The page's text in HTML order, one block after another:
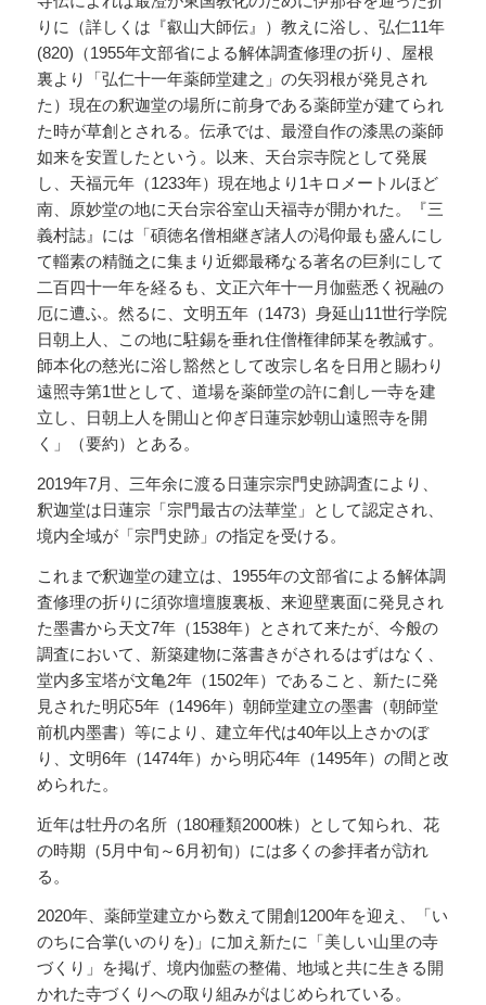
りに（詳しくは『叡山大師伝』）教えに浴し、弘仁11年
(820)（1955年文部省による解体調査修理の折り、屋根
裏より「弘仁十一年薬師堂建之」の矢羽根が発見され
た）現在の釈迦堂の場所に前身である薬師堂が建てられ
た時が草創とされる。伝承では、最澄自作の漆黒の薬師
如来を安置したという。以来、天台宗寺院として発展
し、天福元年（1233年）現在地より1キロメートルほど
南、原妙堂の地に天台宗谷室山天福寺が開かれた。『三
義村誌』には「碩徳名僧相継ぎ諸人の渇仰最も盛んにし
て輜素の精髄之に集まり近郷最稀なる著名の巨刹にして
二百四十一年を経るも、文正六年十一月伽藍悉く祝融の
厄に遭ふ。然るに、文明五年（1473）身延山11世行学院
日朝上人、この地に駐錫を垂れ住僧権律師某を教誡す。
師本化の慈光に浴し豁然として改宗し名を日用と賜わり
遠照寺第1世として、道場を薬師堂の許に創し一寺を建
立し、日朝上人を開山と仰ぎ日蓮宗妙朝山遠照寺を開
く」（要約）とある。
2019年7月、三年余に渡る日蓮宗宗門史跡調査により、
釈迦堂は日蓮宗「宗門最古の法華堂」として認定され、
境内全域が「宗門史跡」の指定を受ける。
これまで釈迦堂の建立は、1955年の文部省による解体調
査修理の折りに須弥壇壇腹裏板、来迎壁裏面に発見され
た墨書から天文7年（1538年）とされて来たが、今般の
調査において、新築建物に落書きがされるはずはなく、
堂内多宝塔が文亀2年（1502年）であること、新たに発
見された明応5年（1496年）朝師堂建立の墨書（朝師堂
前机内墨書）等により、建立年代は40年以上さかのぼ
り、文明6年（1474年）から明応4年（1495年）の間と改
められた。
近年は牡丹の名所（180種類2000株）として知られ、花
の時期（5月中旬～6月初旬）には多くの参拝者が訪れ
る。
2020年、薬師堂建立から数えて開創1200年を迎え、「い
のちに合掌(いのりを)」に加え新たに「美しい山里の寺
づくり」を掲げ、境内伽藍の整備、地域と共に生きる開
かれた寺づくりへの取り組みがはじめられている。